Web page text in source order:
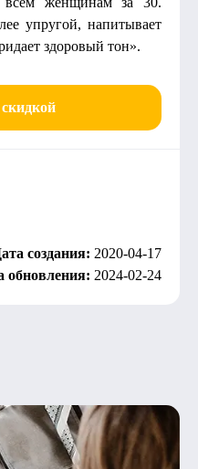
упругой, напитывает
здоровый тон».
создания: 2020-04-17
обновления: 2024-02-24